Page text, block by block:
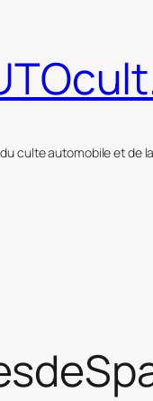
culte automobile et de